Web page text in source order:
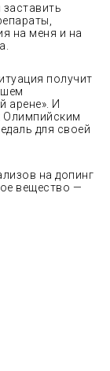
на меня и на
получит
арене». И
Олимпийским
для своей
на допинг
вещество —